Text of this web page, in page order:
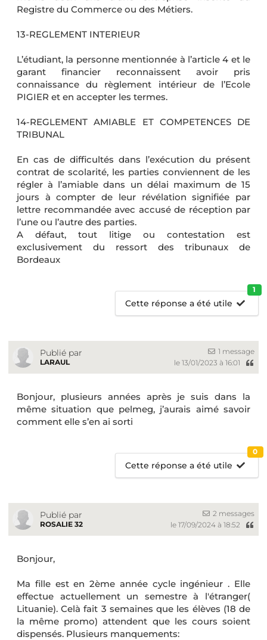
Registre du Commerce ou des Métiers.
13-REGLEMENT INTERIEUR
L’étudiant, la personne mentionnée à l’article 4 et le
garant financier reconnaissent avoir pris
connaissance du règlement intérieur de l’Ecole
PIGIER et en accepter les termes.
14-REGLEMENT AMIABLE ET COMPETENCES DE
TRIBUNAL
En cas de difficultés dans l’exécution du présent
contrat de scolarité, les parties conviennent de les
régler à l’amiable dans un délai maximum de 15
jours à compter de leur révélation signifiée par
lettre recommandée avec accusé de réception par
l’une ou l’autre des parties.
A défaut, tout litige ou contestation est
exclusivement du ressort des tribunaux de
Bordeaux
Cette réponse a été utile
1
Publié par
LARAUL
1 message
le 13/01/2023 à 16:01
Bonjour, plusieurs années après je suis dans la
même situation que pelmeg, j’aurais aimé savoir
comment elle s’en ai sorti
Cette réponse a été utile
0
Publié par
ROSALIE 32
2 messages
le 17/09/2024 à 18:52
Bonjour,
Ma fille est en 2ème année cycle ingénieur . Elle
effectue actuellement un semestre à l'étranger(
Lituanie). Celà fait 3 semaines que les élèves (18 de
la même promo) attendent que les cours soient
dispensés. Plusieurs manquements: